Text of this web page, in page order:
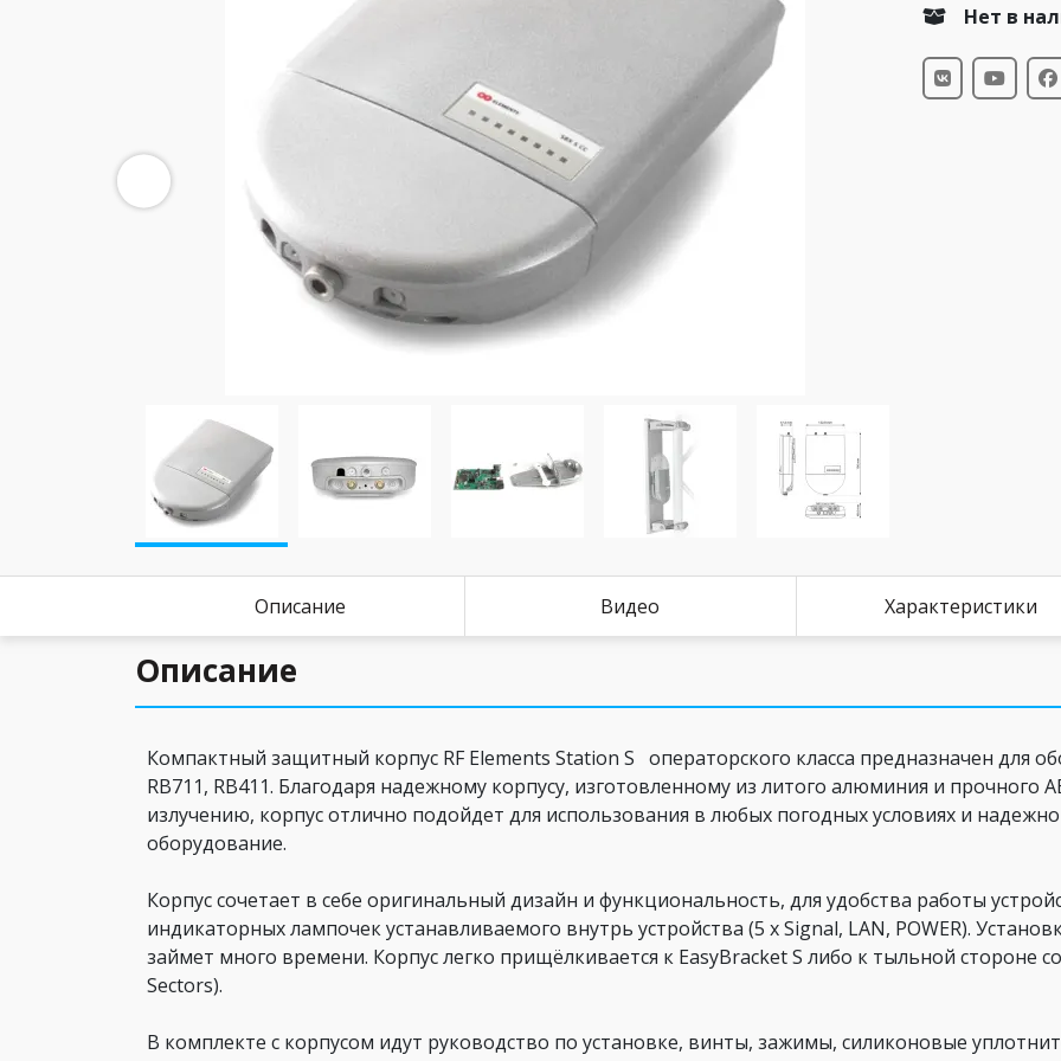
Нет в
Описание Видео Характеристики
Описание
Компактный защитный корпус RF Elements Station S операторского класса предназначен для
RB711, RB411. Благодаря надежному корпусу, изготовленному из литого алюминия и прочного
излучению, корпус отлично подойдет для использования в любых погодных условиях и
оборудование.
Корпус сочетает в себе оригинальный дизайн и функциональность, для удобства работы
индикаторных лампочек устанавливаемого внутрь устройства (5 x Signal, LAN, POWER).
займет много времени. Корпус легко прищёлкивается к EasyBracket S либо к тыльной стороне
Sectors).
В комплекте с корпусом идут руководство по установке, винты, зажимы, силиконовые